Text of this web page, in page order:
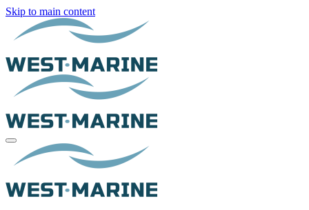
Skip to main content